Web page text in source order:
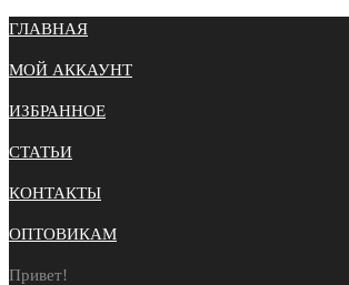
ГЛАВНАЯ
МОЙ АККАУНТ
ИЗБРАННОЕ
СТАТЬИ
КОНТАКТЫ
ОПТОВИКАМ
Привет!